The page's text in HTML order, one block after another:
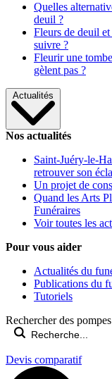
Quelles
deuil ?
Fleurs de deuil
suivre ?
Fleurir une
gèlent pas ?
Actualités
Nos actualités
Saint-Juéry-le-
retrouver son
Un projet de
Quand les Arts
Funéraires
Voir toutes les
Pour vous aider
Actualités du
Publications du
Tutoriels
Rechercher des
Devis comparatif